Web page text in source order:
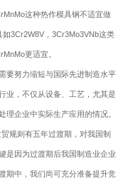
这种热作模具钢不适宜做
3Cr2W8V，3Cr3Mo3VNb这类
更适宜。
要努力缩短与国际先进制造水平
业，不仅从设备、工艺，尤其是
理企业中实际生产应用的情况。
规则有五年过渡期，对我国制
是因为过渡期后我国制造业企业
期中，我们尚可充分准备提升竞